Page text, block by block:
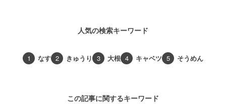
人気の検索キーワード
1 なす 2 きゅうり 3 大根 4 キャベツ 5 そうめん
この記事に関するキーワード